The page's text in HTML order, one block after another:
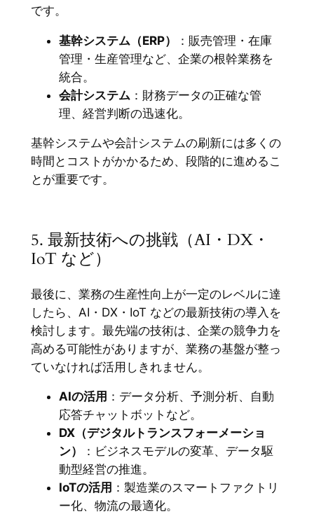
です。
基幹システム（ERP）
：販売管理・在庫
管理・生産管理など、企業の根幹業務を
統合。
会計システム ：財務データの正確な管
理、経営判断の迅速化。
基幹システムや会計システムの刷新には多くの
時間とコストがかかるため、段階的に進めるこ
とが重要です。
5. 最新技術への挑戦（AI・DX・
IoT など）
最後に、業務の生産性向上が一定のレベルに達
したら、AI・DX・IoT などの最新技術の導入を
検討します。最先端の技術は、企業の競争力を
高める可能性がありますが、業務の基盤が整っ
ていなければ活用しきれません。
AIの活用 ：データ分析、予測分析、自動
応答チャットボットなど。
DX（デジタルトランスフォーメーショ
ン）
：ビジネスモデルの変革、データ駆
動型経営の推進。
IoTの活用 ：製造業のスマートファクトリ
ー化、物流の最適化。